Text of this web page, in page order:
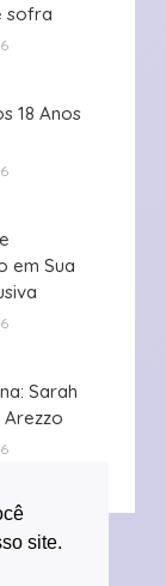
site.
sofra
sofra
18 Anos
18 Anos
em Sua
em Sua
Sarah
Arezzo
Sarah
Arezzo